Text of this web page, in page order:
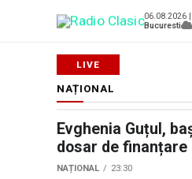
06.08.2026
Bucuresti
NAȚIONAL
Evghenia Guțul,
dosar de finanțare
NAȚIONAL 23:30